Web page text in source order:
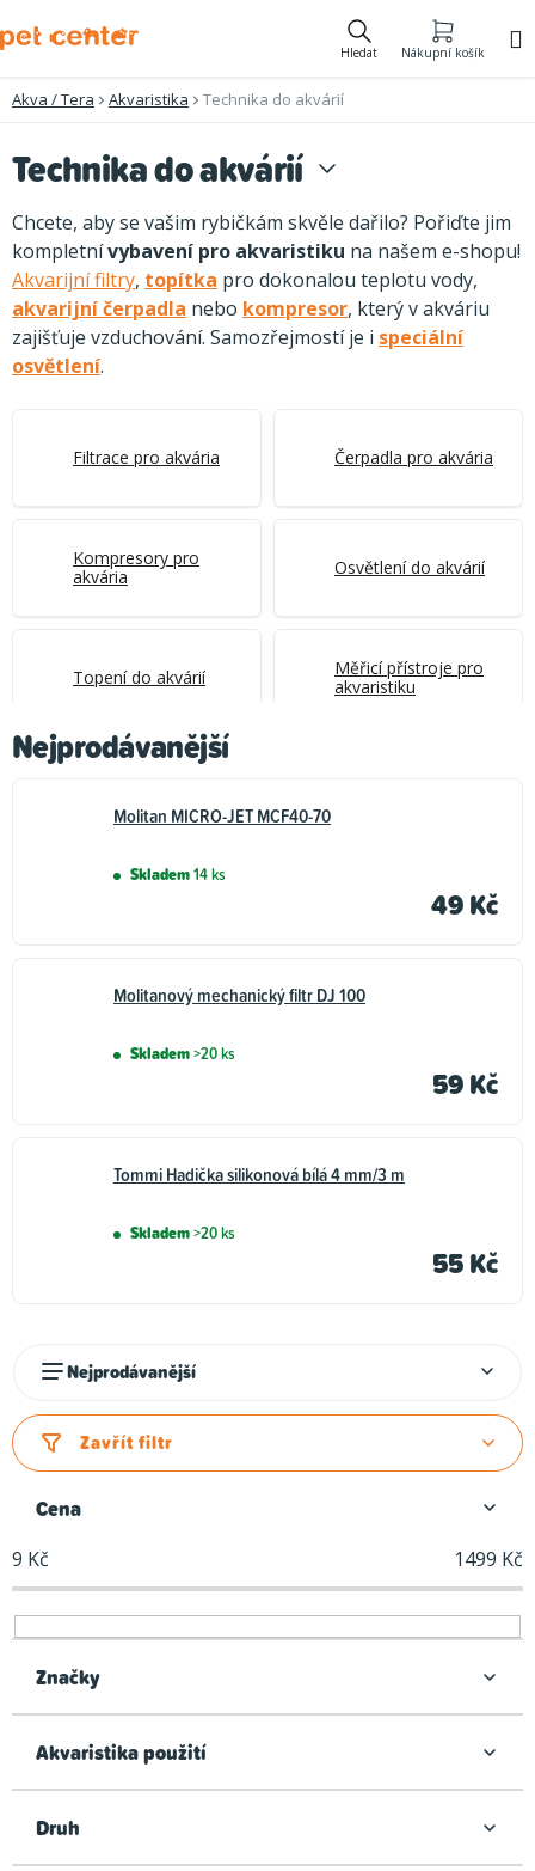
na
Hledat Nákupní košík
Akva / Tera Akvaristika Technika do akvárií
Technika do akvárií
Chcete, aby se vašim rybičkám skvěle dařilo? Pořiďte jim
kompletnívybavení pro akvaristiku na našem e-shopu!
Akvarijní filtry, topítka pro dokonalou teplotu vody,
akvarijní čerpadla nebo kompresor, který v akváriu
zajišťuje vzduchování. Samozřejmostí je i speciální
osvětlení.
Filtrace pro akvária Čerpadla pro akvária
Kompresory pro
akvária
Osvětlení do akvárií
Topení do akvárií
Měřicí přístroje pro
akvaristiku
Nejprodávanější
Molitan MICRO-JET MCF40-70
Skladem14 ks
49 Kč
Molitanový mechanický filtr DJ 100
Skladem>20 ks
59 Kč
Tommi Hadička silikonová bílá 4 mm/3 m
Skladem>20 ks
55 Kč
z
e
í
p
r
o
u
t
Nejprodávanější
Zavřít filtr
Cena
9 Kč 1499 Kč
Značky
Akvaristika použití
Druh